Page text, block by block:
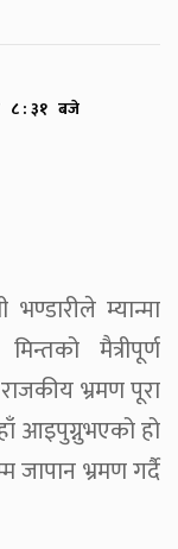
८ : ३१ बजे
भण्डारीले म्यान्मा
मैत्रीपूर्ण
राजकीय भ्रमण पूरा
आइपुग्नुभएको हो
भ्रमण गर्दै